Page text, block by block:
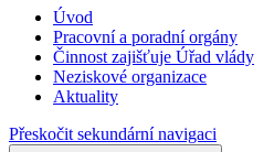
Úvod
Pracovní a poradní orgány
Činnost zajišťuje Úřad vlády
Neziskové organizace
Aktuality
Přeskočit sekundární navigaci